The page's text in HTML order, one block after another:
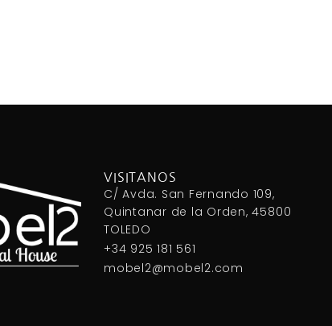
VISITANOS
C/ Avda. San Fernando 109,
Quintanar de la Orden, 45800
TOLEDO
+34 925 181 561
mobel2@mobel2.com